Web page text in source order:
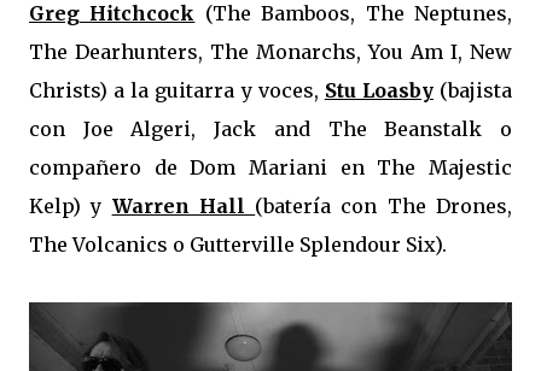
Greg Hitchcock (The Bamboos, The Neptunes,
The Dearhunters, The Monarchs, You Am I, New
Christs) a la guitarra y voces, Stu Loasby (bajista
con Joe Algeri, Jack and The Beanstalk o
compañero de Dom Mariani en The Majestic
Kelp) y Warren Hall (batería con The Drones,
The Volcanics o Gutterville Splendour Six).